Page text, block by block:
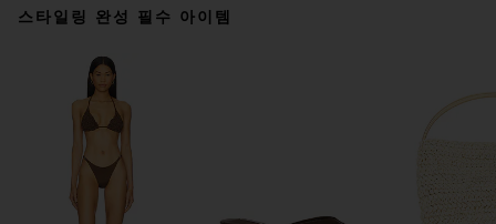
petit moments Courchevel
Triangle Scarf in Black
petit moments
스타일링 완성 필수 아이템